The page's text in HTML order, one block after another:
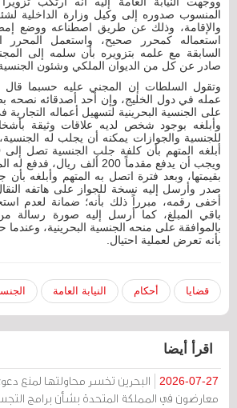
المنسوب صدوره إلى وكيل وزارة الداخلية
والإقامة، وذلك عن طريق اصطناعه ووضع
استعماله كمحرر صحيح، واستعمل المحرر
السابقة مع علمه بتزويره بأن سلمه إلى
صادر عن كل من الديوان الملكي وشئون الجنسية
وتقول السلطات إن المجني عليه حسبما قال
عمله في دول الخليج، وإن أحد أصدقائه
على الجنسية البحرينية لتسهيل أعماله
وأبلغه بوجود شخص لديه علاقات وثيقة
للجنسية والجوازات يمكنه أن يجلب له
ويجب أن يدفع مقدماً 200 ألف
بقيمتها، وبعد فترة اتصل به المتهم وأبلغه
صدر وأرسل إليه نسخة للجواز على هاتفه
أخفى رقمه، مبرراً ذلك بأنه؛ ضمانة لعدم
باقي المبلغ، كما أرسل إليه صورة رسالة
بالموافقة على منحه الجنسية البحرينية،
بأنه تعرض لعملية احتيال.
قضايا أحكام النيابة العامة
اقرأ أيضا
2026-07-27
البحرين تخسر محاولتها لمنع
معارضون في المملكة المتحدة بشأن برامج